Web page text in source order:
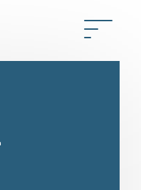
Toggle